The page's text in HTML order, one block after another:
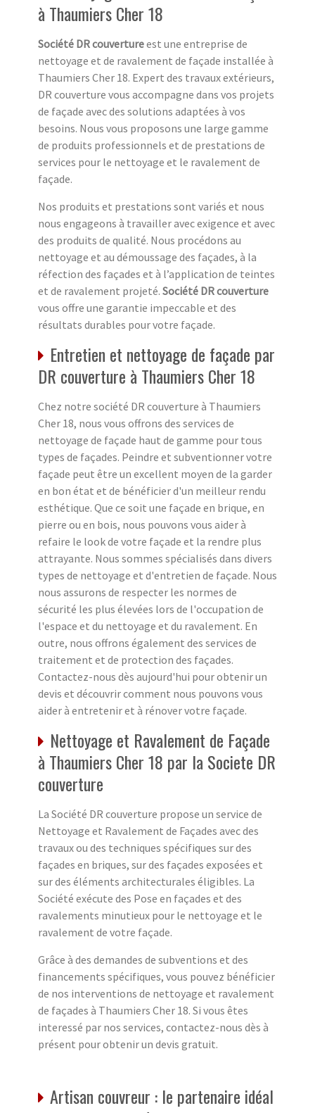
à Thaumiers Cher 18
Société DR couvertureest une entreprise de
nettoyage et de ravalement de façade installée à
Thaumiers Cher 18. Expert des travaux extérieurs,
DR couverture vous accompagne dans vos projets
de façade avec des solutions adaptées à vos
besoins. Nous vous proposons une large gamme
de produits professionnels et de prestations de
services pour le nettoyage et le ravalement de
façade.
Nos produits et prestations sont variés et nous
nous engageons à travailler avec exigence et avec
des produits de qualité. Nous procédons au
nettoyage et au démoussage des façades, à la
réfection des façades et à l’application de teintes
et de ravalement projeté. Société DR couverture
vous offre une garantie impeccable et des
résultats durables pour votre façade.
Entretien et nettoyage de façade par
DR couverture à Thaumiers Cher 18
Chez notre société DR couverture à Thaumiers
Cher 18, nous vous offrons des services de
nettoyage de façade haut de gamme pour tous
types de façades. Peindre et subventionner votre
façade peut être un excellent moyen de la garder
en bon état et de bénéficier d'un meilleur rendu
esthétique. Que ce soit une façade en brique, en
pierre ou en bois, nous pouvons vous aider à
refaire le look de votre façade et la rendre plus
attrayante. Nous sommes spécialisés dans divers
types de nettoyage et d'entretien de façade. Nous
nous assurons de respecter les normes de
sécurité les plus élevées lors de l'occupation de
l'espace et du nettoyage et du ravalement. En
outre, nous offrons également des services de
traitement et de protection des façades.
Contactez-nous dès aujourd'hui pour obtenir un
devis et découvrir comment nous pouvons vous
aider à entretenir et à rénover votre façade.
Nettoyage et Ravalement de Façade
à Thaumiers Cher 18 par la Societe DR
couverture
La Société DR couverture propose un service de
Nettoyage et Ravalement de Façades avec des
travaux ou des techniques spécifiques sur des
façades en briques, sur des façades exposées et
sur des éléments architecturales éligibles. La
Société exécute des Pose en façades et des
ravalements minutieux pour le nettoyage et le
ravalement de votre façade.
Grâce à des demandes de subventions et des
financements spécifiques, vous pouvez bénéficier
de nos interventions de nettoyage et ravalement
de façades à Thaumiers Cher 18. Si vous êtes
interessé par nos services, contactez-nous dès à
présent pour obtenir un devis gratuit.
Artisan couvreur : le partenaire idéal